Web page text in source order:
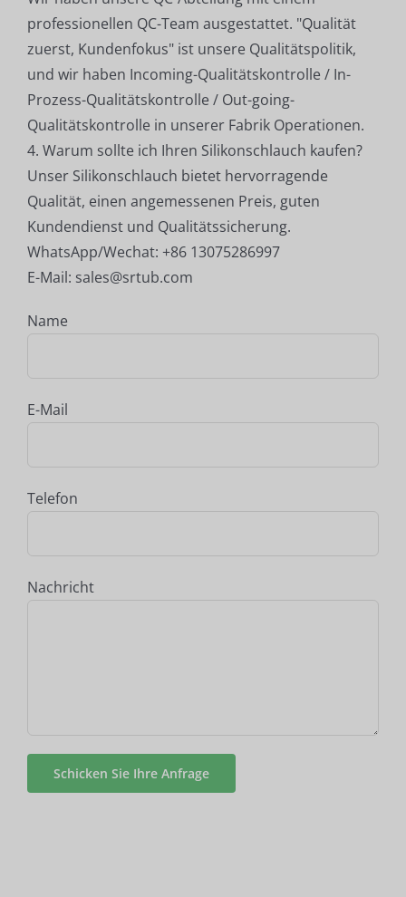
professionellen QC-Team ausgestattet. "Qualität
zuerst, Kundenfokus" ist unsere Qualitätspolitik,
und wir haben Incoming-Qualitätskontrolle / In-
Prozess-Qualitätskontrolle / Out-going-
Qualitätskontrolle in unserer Fabrik Operationen.
4. Warum sollte ich Ihren Silikonschlauch kaufen?
Unser Silikonschlauch bietet hervorragende
Qualität, einen angemessenen Preis, guten
Kundendienst und Qualitätssicherung.
WhatsApp/Wechat: +86 13075286997
E-Mail: sales@srtub.com
Name
E-Mail
Telefon
Nachricht